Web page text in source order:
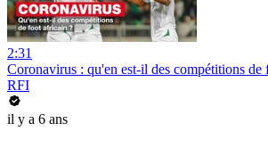
2:31
Coronavirus : qu'en est-il des compétitions de
RFI
il y a 6 ans